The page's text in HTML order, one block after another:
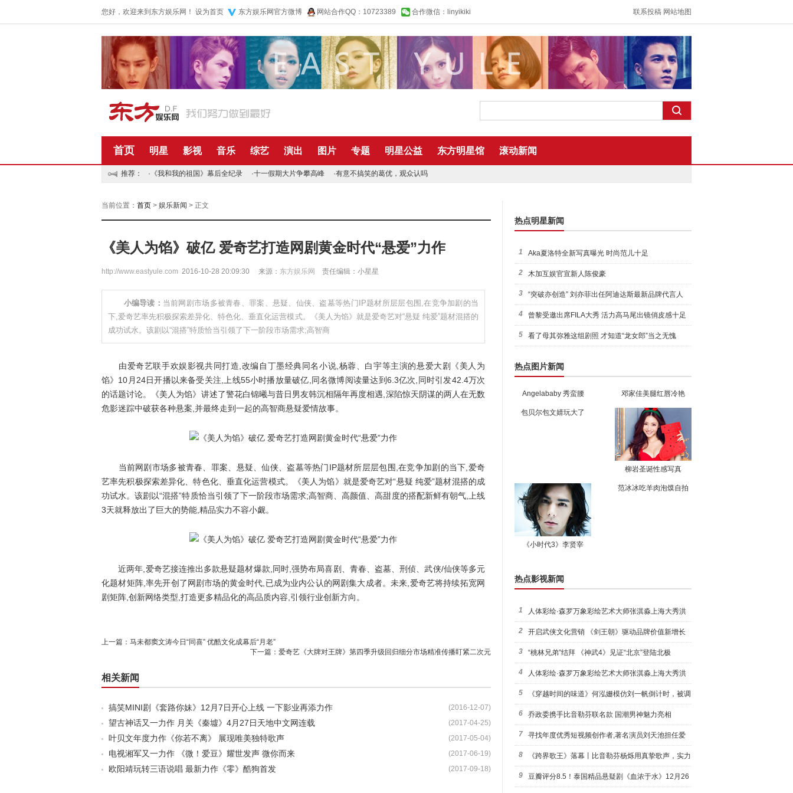
您好，欢迎来到东方娱乐网！ 设为首页 东方娱乐网官方微博 网站合作QQ：10723389 合作微信：linyikiki 联系投稿 网站地图
首页 明星 影视 音乐 综艺 演出 图片 专题 明星公益 东方明星馆 滚动新闻
推荐： · 《我和我的祖国》幕后全纪录 ·十一假期大片争攀高峰 ·有意不搞笑的葛优，观众认吗
当前位置： 首页 > 娱乐新闻 > 正文
《美人为馅》破亿 爱奇艺打造网剧黄金时代“悬爱”力作
http://www.eastyule.com 2016-10-28 20:09:30 来源： 东方娱乐网 责任编辑：小星星
小编导读： 当前网剧市场多被青春、罪案、悬疑、仙侠、盗墓等热门IP题材所层层包围,在竞争加剧的当
下,爱奇艺率先积极探索差异化、特色化、垂直化运营模式。《美人为馅》就是爱奇艺对“悬疑 纯爱”题材混搭的
成功试水。该剧以“混搭”特质恰当引领了下一阶段市场需求;高智商
由爱奇艺联手欢娱影视共同打造,改编自丁墨经典同名小说,杨蓉、白宇等主演的悬爱大剧《美人为
馅》10月24日开播以来备受关注,上线55小时播放量破亿,同名微博阅读量达到6.3亿次,同时引发42.4万次
的话题讨论。《美人为馅》讲述了警花白锦曦与昔日男友韩沉相隔年再度相遇,深陷惊天阴谋的两人在无数
危影迷踪中破获各种悬案,并最终走到一起的高智商悬疑爱情故事。
当前网剧市场多被青春、罪案、悬疑、仙侠、盗墓等热门IP题材所层层包围,在竞争加剧的当下,爱奇
艺率先积极探索差异化、特色化、垂直化运营模式。《美人为馅》就是爱奇艺对“悬疑 纯爱”题材混搭的成
功试水。该剧以“混搭”特质恰当引领了下一阶段市场需求;高智商、高颜值、高甜度的搭配新鲜有朝气,上线
3天就释放出了巨大的势能,精品实力不容小觑。
近两年,爱奇艺接连推出多款悬疑题材爆款,同时,强势布局喜剧、青春、盗墓、刑侦、武侠/仙侠等多元
化题材矩阵,率先开创了网剧市场的黄金时代,已成为业内公认的网剧集大成者。未来,爱奇艺将持续拓宽网
剧矩阵,创新网络类型,打造更多精品化的高品质内容,引领行业创新方向。
上一篇： 马未都窦文涛今日“同喜” 优酷文化成幕后“月老”
下一篇： 爱奇艺《大牌对王牌》第四季升级回归细分市场精准传播盯紧二次元
相关新闻
(2016-12-07)
搞笑MINI剧《套路你妹》12月7日开心上线 一下影业再添力作
(2017-04-25)
望古神话又一力作 月关《秦墟》4月27日天地中文网连载
(2017-05-04)
叶贝文年度力作《你若不离》 展现唯美独特歌声
(2017-06-19)
电视湘军又一力作 《微！爱豆》耀世发声 微你而来
(2017-09-18)
欧阳靖玩转三语说唱 最新力作《零》酷狗首发
热点明星新闻
1 Aka夏洛特全新写真曝光 时尚范儿十足
2 木加互娱官宣新人陈俊豪
3 “突破亦创造” 刘亦菲出任阿迪达斯最新品牌代言人
引爆
4 曾黎受邀出席FILA大秀 活力高马尾出镜俏皮感十足
5 看了母其弥雅这组剧照 才知道“龙女郎”当之无愧
热点图片新闻
Angelababy 秀蛮腰 邓家佳美腿红唇冷艳
包贝尔包文婧玩大了
柳岩圣诞性感写真
《小时代3》李贤宰
范冰冰吃羊肉泡馍自拍
热点影视新闻
1 人体彩绘·森罗万象彩绘艺术大师张淇淼上海大秀洪
荒宇宙
2 开启武侠文化营销 《剑王朝》驱动品牌价值新增长
3 “桃林兄弟”结拜 《神武4》见证“北京”登陆北极
4 人体彩绘·森罗万象彩绘艺术大师张淇淼上海大秀洪
荒宇宙
5 《穿越时间的味道》何泓姗模仿刘一帆倒计时，被调
侃“学人
6 乔政委携手比音勒芬联名款 国潮男神魅力亮相
7 寻找年度优秀短视频创作者,著名演员刘天池担任爱
奇艺号"奇
8 《跨界歌王》落幕丨比音勒芬杨烁用真挚歌声，实力
圈粉!
9 豆瓣评分8.5！泰国精品悬疑剧《血浓于水》12月26